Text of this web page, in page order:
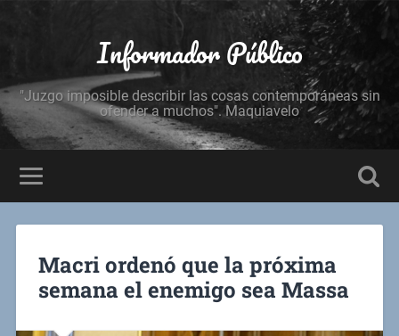
Informador Público
"Juzgo imposible describir las cosas contemporáneas sin
ofender a muchos". Maquiavelo
Macri ordenó que la próxima
semana el enemigo sea Massa